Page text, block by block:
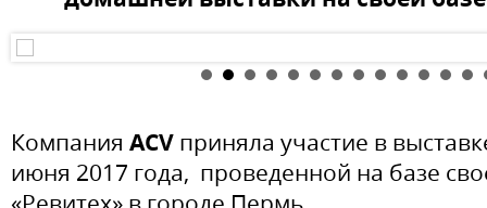
Компания ACV приняла участие в
июня 2017 года, проведенной на базе